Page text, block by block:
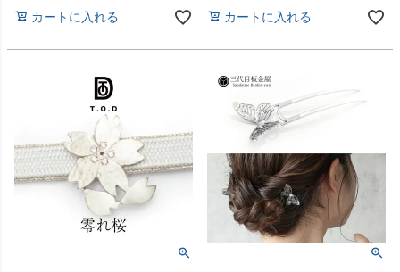
カートに入れる カートに入れる